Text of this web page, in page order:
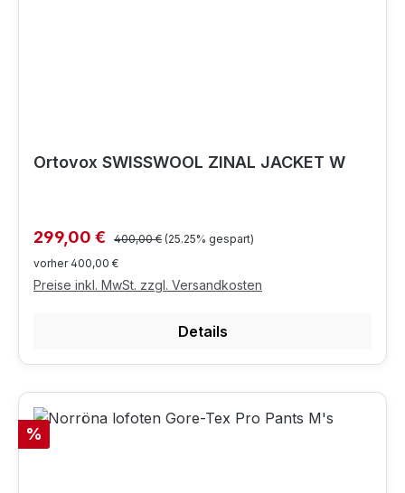
Ortovox SWISSWOOL ZINAL JACKET W
Verkaufspreis:
299,00 € Regulärer Preis:
400,00 € (25.25% gespart)
vorher 400,00 €
Preise inkl. MwSt. zzgl. Versandkosten
Details
Rabatt
%